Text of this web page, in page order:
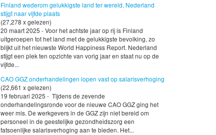
Finland wederom gelukkigste land ter wereld, Nederland
stijgt naar vijfde plaats
(27,278 x gelezen)
20 maart 2025 - Voor het achtste jaar op rij is Finland
uitgeroepen tot het land met de gelukkigste bevolking, zo
blijkt uit het nieuwste World Happiness Report. Nederland
stijgt een plek ten opzichte van vorig jaar en staat nu op de
vijfde...
CAO GGZ onderhandelingen lopen vast op salarisverhoging
(22,661 x gelezen)
19 februari 2025 - Tijdens de zevende
onderhandelingsronde voor de nieuwe CAO GGZ ging het
weer mis. De werkgevers in de GGZ zijn niet bereid om
personeel in de geestelijke gezondheidszorg een
fatsoenlijke salarisverhoging aan te bieden. Het...